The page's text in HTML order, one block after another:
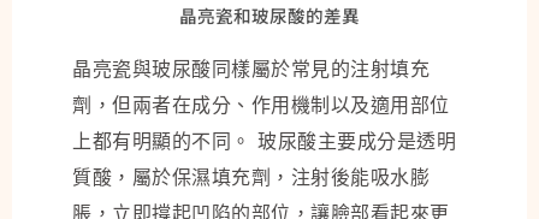
晶亮瓷和玻尿酸的差異
晶亮瓷與玻尿酸同樣屬於常見的注射填充
劑，但兩者在成分、作用機制以及適用部位
上都有明顯的不同。 玻尿酸主要成分是透明
質酸，屬於保濕填充劑，注射後能吸水膨
脹，立即撐起凹陷的部位，讓臉部看起來更